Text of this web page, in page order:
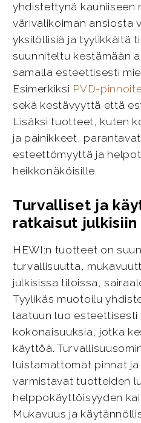
yhdistettynä kauniiseen
värivalikoiman ansiosta
yksilöllisiä ja tyylikkäitä
suunniteltu kestämään
samalla esteettisesti
Esimerkiksi PVD-
sekä kestävyyttä että
Lisäksi tuotteet, kuten
ja painikkeet,
esteettömyyttä ja
heikkonäköisille.
Turvalliset ja
ratkaisut
HEWI:n tuotteet on
turvallisuutta,
julkisissa tiloissa,
Tyylikäs muotoilu
laatuun luo
kokonaisuuksia, jotka
käyttöä.
luistamattomat pinnat
varmistavat tuotteiden
helppokäyttöisyyden
Mukavuus ja